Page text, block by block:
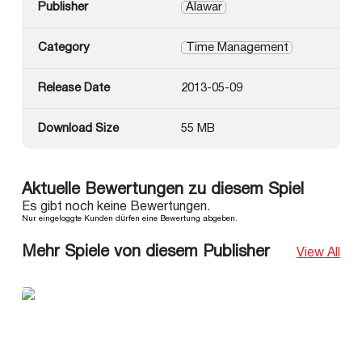
Publisher Alawar
Category Time Management
Release Date 2013-05-09
Download Size 55 MB
Aktuelle Bewertungen zu diesem Spiel
Es gibt noch keine Bewertungen.
Nur eingeloggte Kunden dürfen eine Bewertung abgeben.
Mehr Spiele von diesem Publisher View All